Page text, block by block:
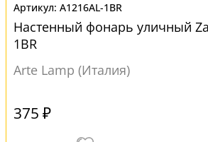
A1216AL-1BR
Настенный фонарь уличный
1BR
Arte Lamp (Италия)
375 ₽